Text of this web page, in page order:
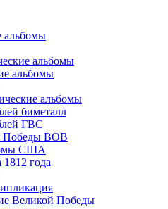
альбомы
альбомы
альбомы
альбомы
биметалл
ГВС
Победы ВОВ
США
года
Великой Победы